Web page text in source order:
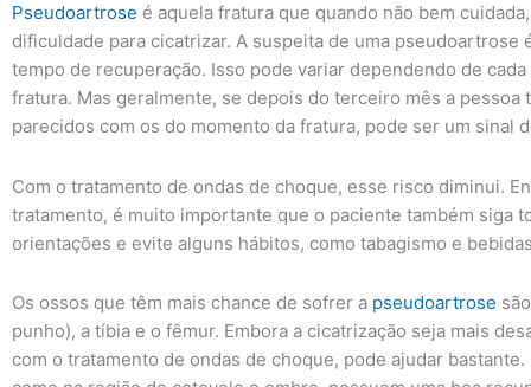
Pseudoartrose é aquela fratura que quando não bem
dificuldade para cicatrizar. A suspeita de uma pseudoartrose
tempo de recuperação. Isso pode variar dependendo de
fratura. Mas geralmente, se depois do terceiro mês a pessoa
parecidos com os do momento da fratura, pode ser um sinal
Com o tratamento de ondas de choque, esse risco diminui.
tratamento, é muito importante que o paciente também siga
orientações e evite alguns hábitos, como tabagismo e
Os ossos que têm mais chance de sofrer a pseudoartrose
punho), a tíbia e o fêmur. Embora a cicatrização seja mais
com o tratamento de ondas de choque, pode ajudar